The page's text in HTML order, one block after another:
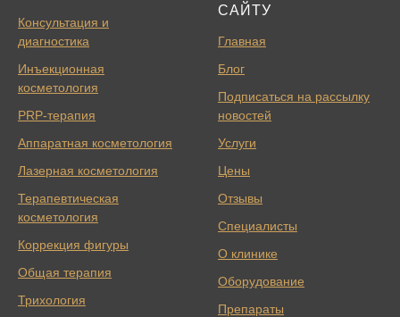
Консультация и
диагностика
Инъекционная
косметология
PRP-терапия
Аппаратная косметология
Лазерная косметология
Терапевтическая
косметология
Коррекция фигуры
Общая терапия
Трихология
САЙТУ
Главная
Блог
Подписаться на рассылку
новостей
Услуги
Цены
Отзывы
Специалисты
О клинике
Оборудование
Препараты